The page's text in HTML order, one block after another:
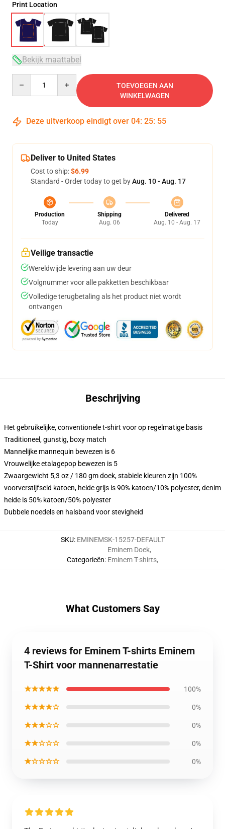
Print Location
Bekijk maattabel
TOEVOEGEN AAN
WINKELWAGEN
Deze uitverkoop eindigt over 04: 25: 54
Deliver to United States
Cost to ship:$6.99
Standard - Order today to get byAug. 10 - Aug. 17
Production
Today
Shipping
Aug. 06
Delivered
Aug. 10 - Aug. 17
Veilige transactie
Wereldwijde levering aan uw deur
Volgnummer voor alle pakketten beschikbaar
Volledige terugbetaling als het product niet wordt
ontvangen
Beschrijving
Het gebruikelijke, conventionele t-shirt voor op regelmatige basis
Traditioneel, gunstig, boxy match
Mannelijke mannequin bewezen is 6
Vrouwelijke etalagepop bewezen is 5
Zwaargewicht 5,3 oz / 180 gm doek, stabiele kleuren zijn 100%
voorverstijfseld katoen, heide grijs is 90% katoen/10% polyester, denim
heide is 50% katoen/50% polyester
Dubbele noedels en halsband voor stevigheid
SKU: EMINEMSK-15257-DEFAULT
Categorieën:
Eminem Doek,
Eminem T-shirts,
What Customers Say
4 reviews for Eminem T-shirts Eminem
T-Shirt voor mannenarrestatie
★★★★★ 100%
★★★★☆ 0%
★★★☆☆ 0%
★★☆☆☆ 0%
★☆☆☆☆ 0%